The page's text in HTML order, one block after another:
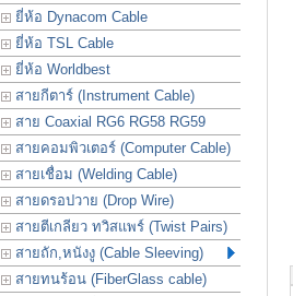
ยี่ห้อ Dynacom Cable
ยี่ห้อ TSL Cable
ยี่ห้อ Worldbest
สายกีตาร์ (Instrument Cable)
สาย Coaxial RG6 RG58 RG59
สายคอมพิวเตอร์ (Computer Cable)
สายเชื่อม (Welding Cable)
สายดรอปวาย (Drop Wire)
สายตีเกลียว ทวิสแพร์ (Twist Pairs)
สายถัก,หนังงู (Cable Sleeving)
สายทนร้อน (FiberGlass cable)